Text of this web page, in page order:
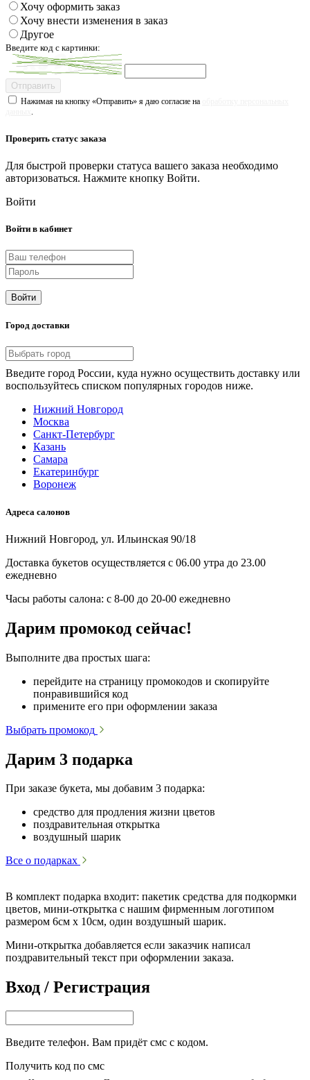
Хочу оформить заказ
Хочу внести изменения в заказ
Другое
Введите код с картинки:
Отправить
Нажимая на кнопку «Отправить» я даю согласие на
.
Проверить статус заказа
Для быстрой проверки статуса вашего заказа необходимо
авторизоваться. Нажмите кнопку Войти.
Войти
Войти в кабинет
Войти
Город доставки
Введите город России, куда нужно осуществить доставку или
воспользуйтесь списком популярных городов ниже.
Нижний Новгород
Москва
Санкт-Петербург
Казань
Самара
Екатеринбург
Воронеж
Адреса салонов
Нижний Новгород, ул. Ильинская 90/18
Доставка букетов осуществляется с 06.00 утра до 23.00
ежедневно
Часы работы салона: с 8-00 до 20-00 ежедневно
Дарим промокод сейчас!
Выполните два простых шага:
перейдите на страницу промокодов и скопируйте
понравившийся код
примените его при оформлении заказа
Выбрать промокод
Дарим 3 подарка
При заказе букета, мы добавим 3 подарка:
средство для продления жизни цветов
поздравительная открытка
воздушный шарик
Все о подарках
В комплект подарка входит: пакетик средства для подкормки
цветов, мини-открытка с нашим фирменным логотипом
размером 6см х 10см, один воздушный шарик.
Мини-открытка добавляется если заказчик написал
поздравительный текст при оформлении заказа.
Вход / Регистрация
Введите телефон. Вам придёт смс с кодом.
Получить код по смс